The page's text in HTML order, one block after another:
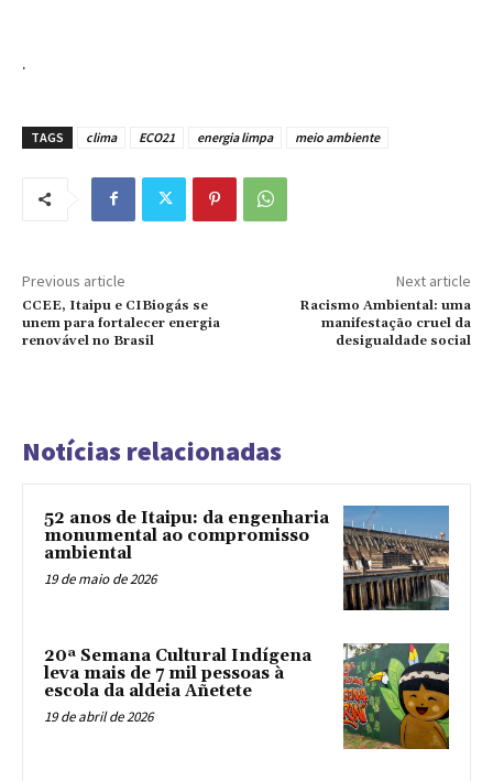
.
TAGS clima ECO21 energia limpa meio ambiente
Previous article
CCEE, Itaipu e CIBiogás se
unem para fortalecer energia
renovável no Brasil
Next article
Racismo Ambiental: uma
manifestação cruel da
desigualdade social
Notícias relacionadas
52 anos de Itaipu: da engenharia
monumental ao compromisso
ambiental
19 de maio de 2026
20ª Semana Cultural Indígena
leva mais de 7 mil pessoas à
escola da aldeia Añetete
19 de abril de 2026